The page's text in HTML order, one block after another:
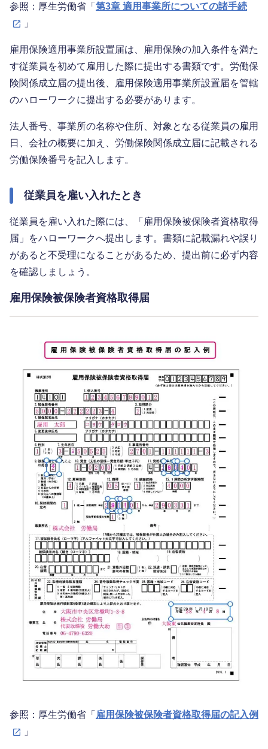
参照：厚生労働省「 第3章 適用事業所についての諸手続
」
雇用保険適用事業所設置届は、雇用保険の加入条件を満た
す従業員を初めて雇用した際に提出する書類です。労働保
険関係成立届の提出後、雇用保険適用事業所設置届を管轄
のハローワークに提出する必要があります。
法人番号、事業所の名称や住所、対象となる従業員の雇用
日、会社の概要に加え、労働保険関係成立届に記載される
労働保険番号を記入します。
従業員を雇い入れたとき
従業員を雇い入れた際には、「雇用保険被保険者資格取得
届」をハローワークへ提出します。書類に記載漏れや誤り
があると不受理になることがあるため、提出前に必ず内容
を確認しましょう。
雇用保険被保険者資格取得届
参照：厚生労働省「 雇用保険被保険者資格取得届の記入例
」